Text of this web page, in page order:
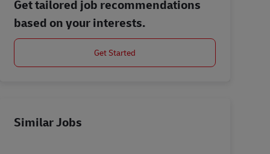
Get tailored job recommendations
based on your interests.
Get Started
Similar Jobs